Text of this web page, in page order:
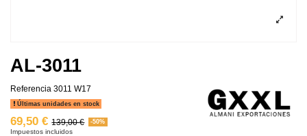
AL-3011
Referencia 3011 W17
Últimas unidades en stock
69,50 € 139,00 € -50%
Impuestos incluidos